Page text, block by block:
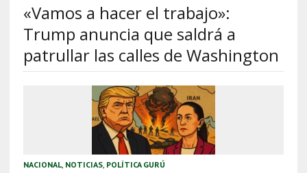
«Vamos a hacer el trabajo»:
Trump anuncia que saldrá a
patrullar las calles de Washington
NACIONAL, NOTICIAS, POLÍTICA GURÚ